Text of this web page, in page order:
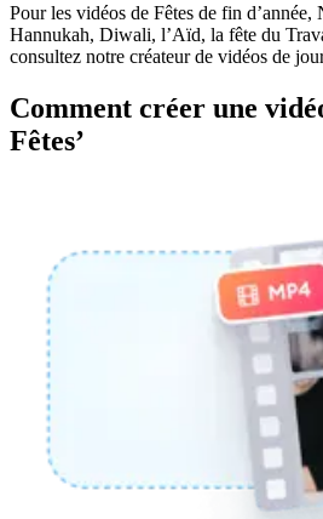
Pour les vidéos de Fêtes de fin
Hannukah, Diwali, l’Aïd, la fête du
consultez notre créateur de vidéos de
Comment créer une
Fêtes’